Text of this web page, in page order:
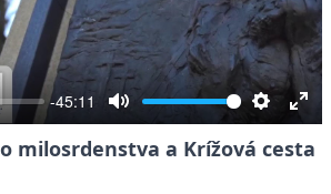
-45:11
Mute Settings
Play
milosrdenstva a Krížová cesta